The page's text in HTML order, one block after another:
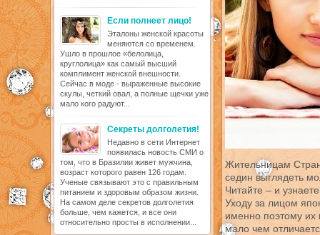
Если полнеет лицо!
Эталоны женской красоты
меняются со временем.
Ушло в прошлое «белолица,
круглолица» как самый высший
комплимент женской внешности.
Сейчас в моде - выраженные высокие
скулы, четкий овал, а полные щечки уже
мало кого радуют...
Секреты долголетия!
Недавно в сети Интернет
появилась новость СМИ о
том, что в Бразилии живет мужчина,
возраст которого равен 126 годам.
Ученые связывают это с правильным
питанием и здоровым образом жизни.
На самом деле секретов долголетия
больше, чем кажется, и все они
относительно просты в исполнении...
Жительницам
седин выглядеть
Читайте – и
Уходу за лицом
именно поэтому их
мало чем